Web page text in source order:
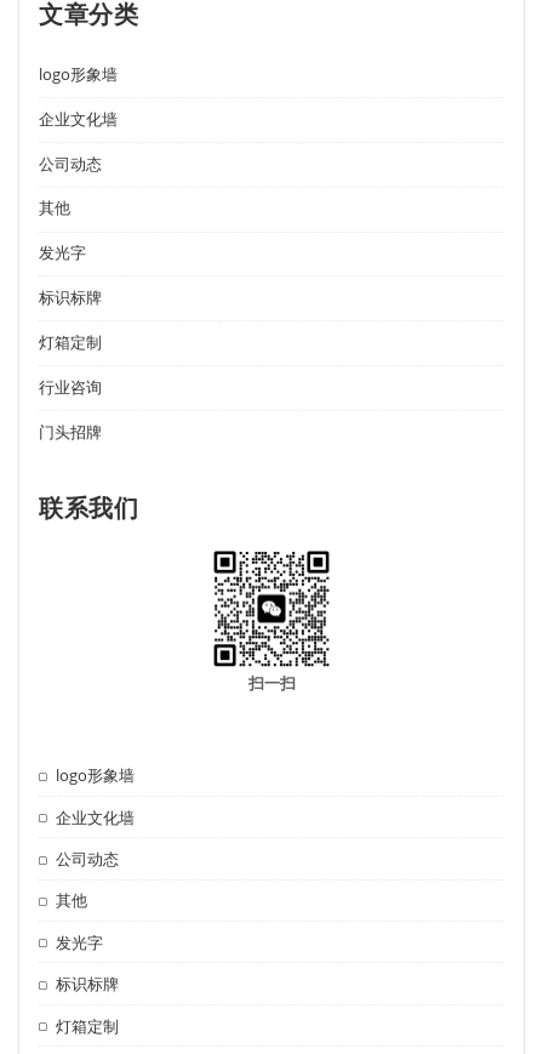
文章分类
logo形象墙
企业文化墙
公司动态
其他
发光字
标识标牌
灯箱定制
行业咨询
门头招牌
联系我们
扫一扫
logo形象墙
企业文化墙
公司动态
其他
发光字
标识标牌
灯箱定制